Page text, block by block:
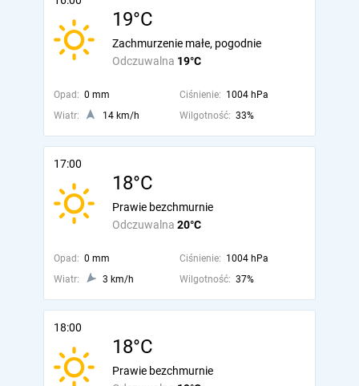
19°C
Odczuwalna 19°C
Zachmurzenie małe, pogodnie
Opad: 0 mm Ciśnienie: 1004 hPa
Wiatr:
14 km/h Wilgotność: 33%
17:00
18°C
Odczuwalna 20°C
Prawie bezchmurnie
Opad: 0 mm Ciśnienie: 1004 hPa
Wiatr:
3 km/h Wilgotność: 37%
18:00
18°C
Prawie bezchmurnie